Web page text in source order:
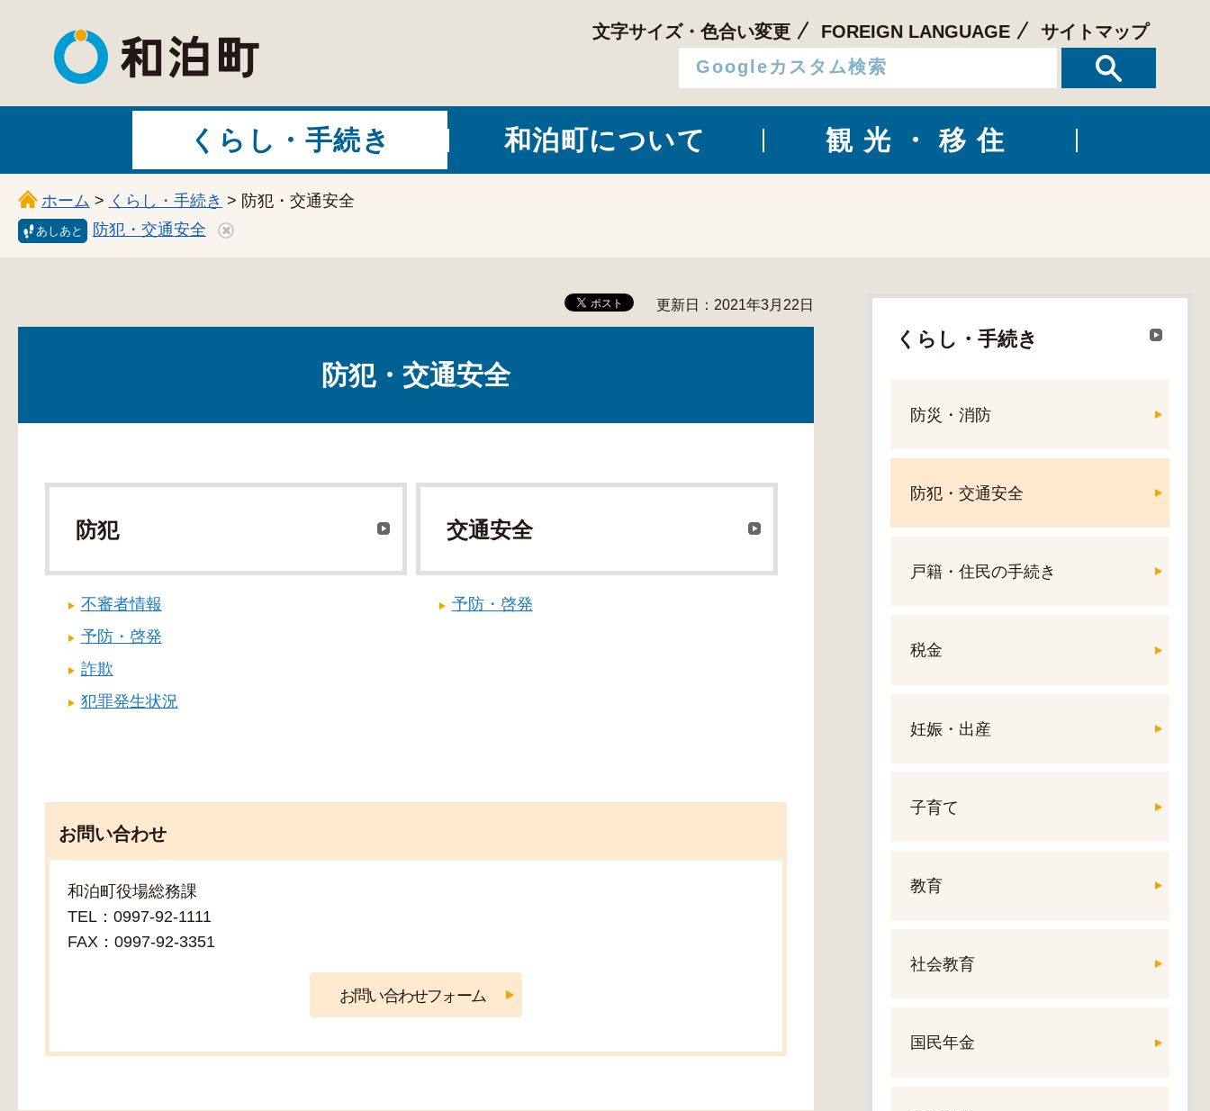
和泊町
文字サイズ・色合い変更 FOREIGN LANGUAGE サイトマップ
くらし・手続き 和泊町について 観光・移住
ホーム > くらし・手続き > 防犯・交通安全
あしあと 防犯・交通安全
更新日：2021年3月22日
防犯・交通安全
防犯
不審者情報
予防・啓発
詐欺
犯罪発生状況
交通安全
予防・啓発
お問い合わせ
和泊町役場総務課
TEL：0997-92-1111
FAX：0997-92-3351
くらし・手続き
防災・消防
防犯・交通安全
戸籍・住民の手続き
税金
妊娠・出産
子育て
教育
社会教育
国民年金